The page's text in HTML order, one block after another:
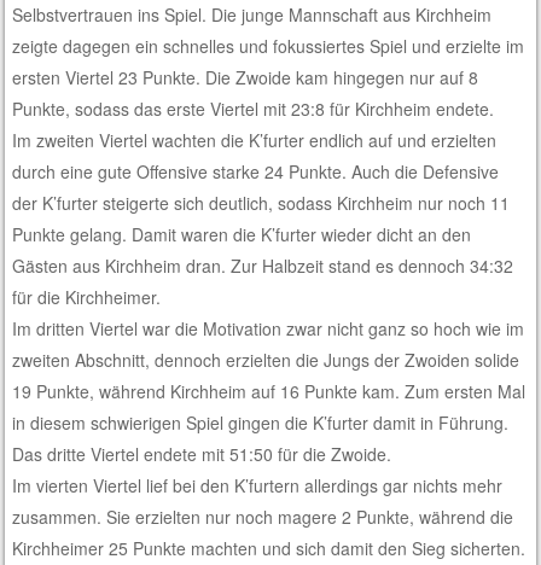
Selbstvertrauen ins Spiel. Die junge Mannschaft aus Kirchheim
zeigte dagegen ein schnelles und fokussiertes Spiel und erzielte im
ersten Viertel 23 Punkte. Die Zwoide kam hingegen nur auf 8
Punkte, sodass das erste Viertel mit 23:8 für Kirchheim endete.
Im zweiten Viertel wachten die K’furter endlich auf und erzielten
durch eine gute Offensive starke 24 Punkte. Auch die Defensive
der K’furter steigerte sich deutlich, sodass Kirchheim nur noch 11
Punkte gelang. Damit waren die K’furter wieder dicht an den
Gästen aus Kirchheim dran. Zur Halbzeit stand es dennoch 34:32
für die Kirchheimer.
Im dritten Viertel war die Motivation zwar nicht ganz so hoch wie im
zweiten Abschnitt, dennoch erzielten die Jungs der Zwoiden solide
19 Punkte, während Kirchheim auf 16 Punkte kam. Zum ersten Mal
in diesem schwierigen Spiel gingen die K’furter damit in Führung.
Das dritte Viertel endete mit 51:50 für die Zwoide.
Im vierten Viertel lief bei den K’furtern allerdings gar nichts mehr
zusammen. Sie erzielten nur noch magere 2 Punkte, während die
Kirchheimer 25 Punkte machten und sich damit den Sieg sicherten.